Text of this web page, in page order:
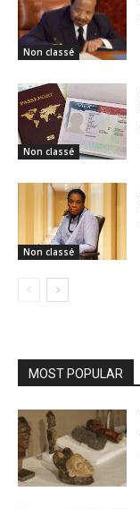
Non classé
Non classé
Non classé
MOST POPULAR